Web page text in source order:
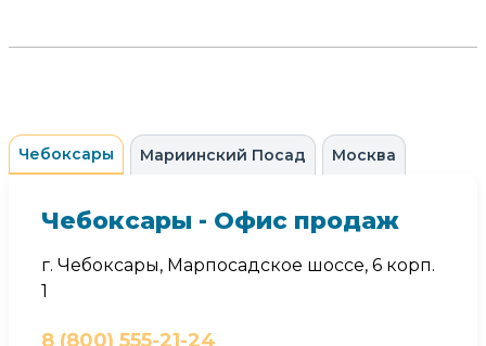
Чебоксары Мариинский Посад Москва
Чебоксары - Офис продаж
г. Чебоксары, Марпосадское шоссе, 6 корп.
1
8 (800) 555-21-24